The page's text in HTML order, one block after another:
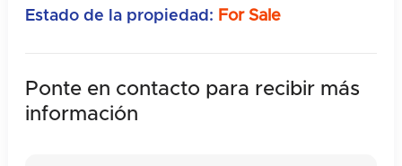
Estado de la propiedad: For Sale
Ponte en contacto para recibir más
información